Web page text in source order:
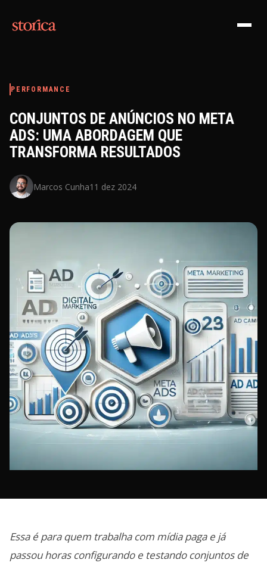
PERFORMANCE
CONJUNTOS DE ANÚNCIOS NO META
ADS: UMA ABORDAGEM QUE
TRANSFORMA RESULTADOS
Marcos Cunha11 dez 2024
Essa é para quem trabalha com mídia paga e já
passou horas configurando e testando conjuntos de